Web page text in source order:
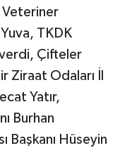
Veteriner
TKDK
Çifteler
Ziraat Odaları İl
Yatır,
Burhan
Başkanı Hüseyin